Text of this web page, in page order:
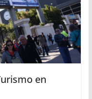
en